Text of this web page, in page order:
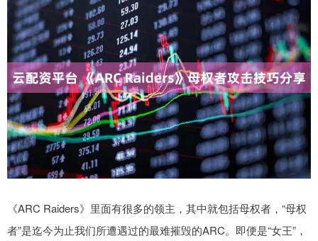
《ARC Raiders》里面有很多的领主，其中就包括母权者，“母权
者”是迄今为止我们所遭遇过的最难摧毁的ARC。即便是“女王”，